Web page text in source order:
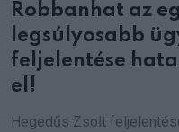
Robbanhat az
legsúlyosabb
feljelentése
el!
Hegedűs Zsolt